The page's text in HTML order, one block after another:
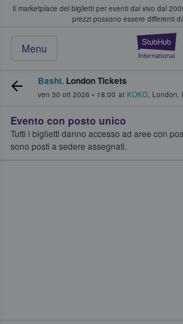
Il marketplace dei biglietti per eventi dal vivo dal
prezzi possono essere differenti
Menu
fan comprano e
Basht. London Tickets
ven 30 ott 2026 • 18:00 at KOKO, London,
Evento con posto unico
Tutti i biglietti danno accesso ad aree con
sono posti a sedere assegnati.